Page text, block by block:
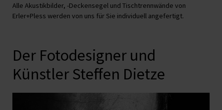
Alle Akustikbilder, -Deckensegel und Tischtrennwände von
Erler+Pless werden von uns für Sie individuell angefertigt.
Der Fotodesigner und
Künstler Steffen Dietze